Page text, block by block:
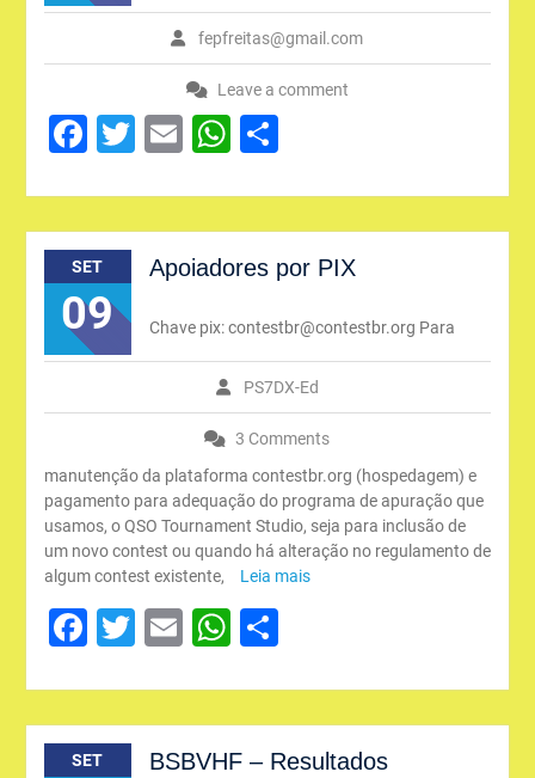
fepfreitas@gmail.com
Leave a comment
Facebook
Twitter
EmailWhatsApp
Share
SET
09
Apoiadores por PIX
PS7DX-Ed
3 Comments
Chave pix: contestbr@contestbr.org Para
manutenção da plataforma contestbr.org (hospedagem) e
pagamento para adequação do programa de apuração que
usamos, o QSO Tournament Studio, seja para inclusão de
um novo contest ou quando há alteração no regulamento de
algum contest existente,
Leia mais
Facebook
Twitter
EmailWhatsApp
Share
SET
BSBVHF – Resultados